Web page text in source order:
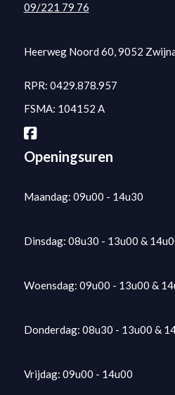
09/221 79 76
Heerweg Noord 60, 9052
RPR: 0429.878.957
FSMA: 104152 A
Openingsuren
Maandag: 09u00 - 14u30
Dinsdag: 08u30 - 13u00 &
Woensdag: 09u00 - 13u00 &
Donderdag: 08u30 - 13u00 &
Vrijdag: 09u00 - 14u00